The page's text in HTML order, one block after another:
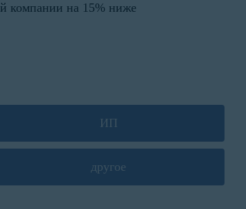
компании на 15% ниже
ИП
другое